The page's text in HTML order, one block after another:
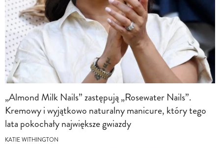
„Almond Milk Nails” zastępują „Rosewater Nails”.
Kremowy i wyjątkowo naturalny manicure, który tego
lata pokochały największe gwiazdy
KATIE WITHINGTON